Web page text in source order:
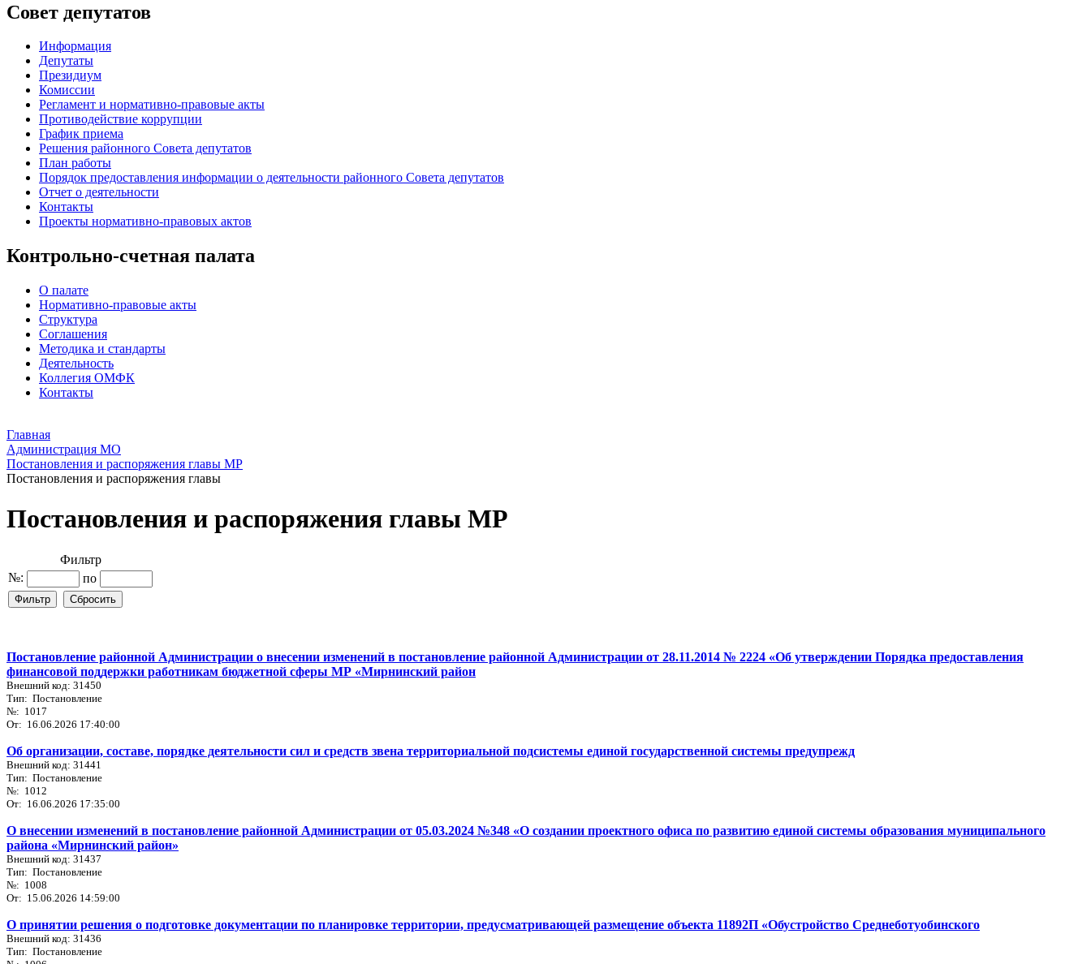
Совет депутатов
Информация
Депутаты
Президиум
Комиссии
Регламент и нормативно-правовые акты
Противодействие коррупции
График приема
Решения районного Совета депутатов
План работы
Порядок предоставления информации о деятельности районного Совета депутатов
Отчет о деятельности
Контакты
Проекты нормативно-правовых актов
Контрольно-счетная палата
О палате
Нормативно-правовые акты
Структура
Соглашения
Методика и стандарты
Деятельность
Коллегия ОМФК
Контакты
Главная
Администрация МО
Постановления и распоряжения главы МР
Постановления и распоряжения главы
Постановления и распоряжения главы МР
Фильтр
№:
по
Постановление районной Администрации о внесении изменений в постановление районной Администрации от 28.11.2014 № 2224 «Об утверждении Порядка предоставления
финансовой поддержки работникам бюджетной сферы МР «Мирнинский район
Внешний код: 31450
Тип: Постановление
№: 1017
От: 16.06.2026 17:40:00
Об организации, составе, порядке деятельности сил и средств звена территориальной подсистемы единой государственной системы предупрежд
Внешний код: 31441
Тип: Постановление
№: 1012
От: 16.06.2026 17:35:00
О внесении изменений в постановление районной Администрации от 05.03.2024 №348 «О создании проектного офиса по развитию единой системы образования муниципального
района «Мирнинский район»
Внешний код: 31437
Тип: Постановление
№: 1008
От: 15.06.2026 14:59:00
О принятии решения о подготовке документации по планировке территории, предусматривающей размещение объекта 11892П «Обустройство Среднеботуобинского
Внешний код: 31436
Тип: Постановление